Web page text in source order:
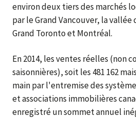
environ deux tiers des marchés
par le Grand Vancouver, la vallée
Grand Toronto et Montréal.
En 2014, les ventes réelles (non
saisonnières), soit les 481 162
main par l'entremise des
et associations immobilières
enregistré un sommet annuel